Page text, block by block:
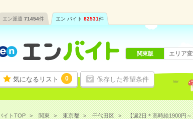
エン派遣 71454件 エン バイト 82531件
気になるリスト 0 保存した希望条件
関東版 エリア
イトTOP 関東 東京都 千代田区 【週2日＊高時給1900円